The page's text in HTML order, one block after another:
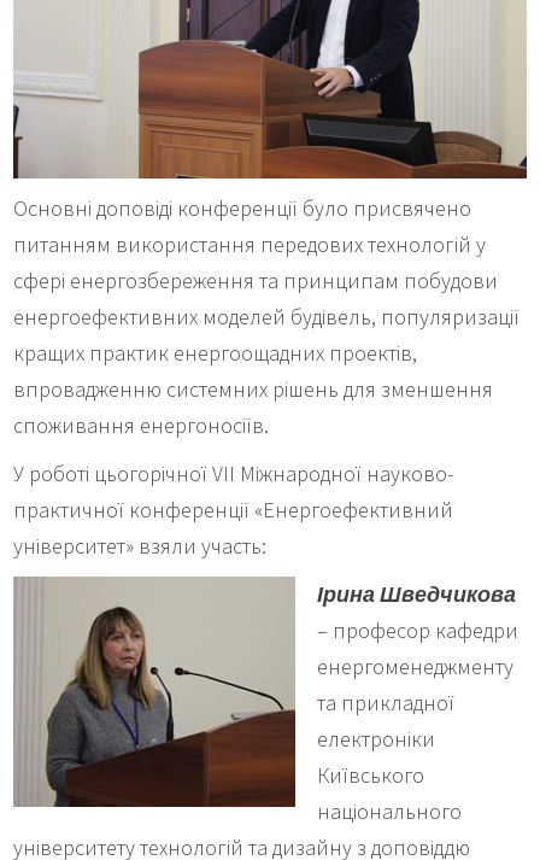
Основні доповіді конференції було присвячено
питанням використання передових технологій у
сфері енергозбереження та принципам побудови
енергоефективних моделей будівель, популяризації
кращих практик енергоощадних проектів,
впровадженню системних рішень для зменшення
споживання енергоносіїв.
У роботі цьогорічної VІI Міжнародної науково-
практичної конференції «Енергоефективний
університет» взяли участь:
Ірина Шведчикова
– професор кафедри
енергоменеджменту
та прикладної
електроніки
Київського
національного
університету технологій та дизайну з доповіддю